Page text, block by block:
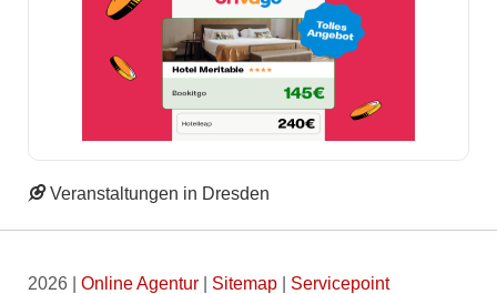
Veranstaltungen in Dresden
2026 | Online Agentur| Sitemap| Servicepoint